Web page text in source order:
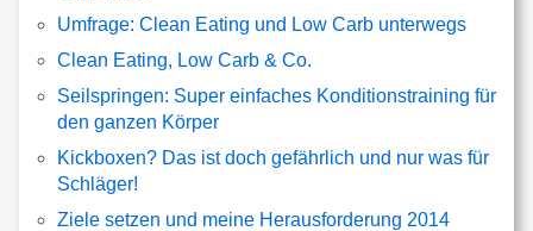
Umfrage: Clean Eating und Low Carb unterwegs
Clean Eating, Low Carb & Co.
Seilspringen: Super einfaches Konditionstraining für
den ganzen Körper
Kickboxen? Das ist doch gefährlich und nur was für
Schläger!
Ziele setzen und meine Herausforderung 2014